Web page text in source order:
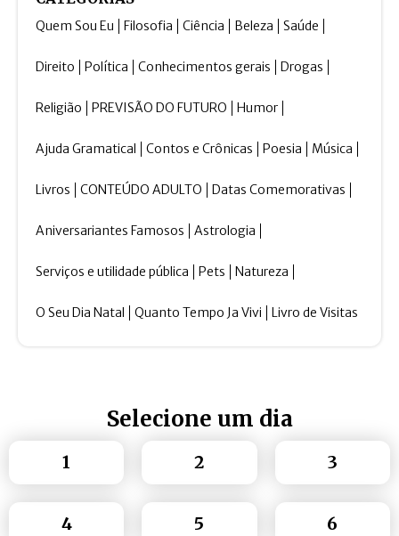
Quem Sou Eu Filosofia Ciência Beleza Saúde
Direito Política Conhecimentos gerais Drogas
Religião PREVISÃO DO FUTURO Humor
Ajuda Gramatical Contos e Crônicas Poesia Música
Livros CONTEÚDO ADULTO Datas Comemorativas
Aniversariantes Famosos Astrologia
Serviços e utilidade pública Pets Natureza
O Seu Dia Natal Quanto Tempo Ja Vivi Livro de Visitas
Selecione um dia
1 2 3
4 5 6